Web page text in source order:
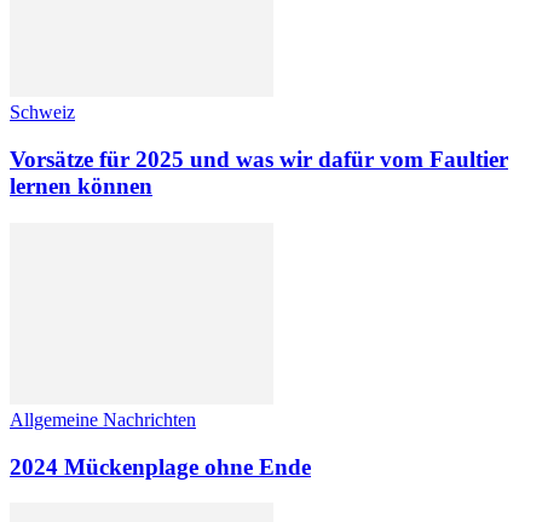
Schweiz
Vorsätze für 2025 und was wir dafür vom Faultier
lernen können
Allgemeine Nachrichten
2024 Mückenplage ohne Ende